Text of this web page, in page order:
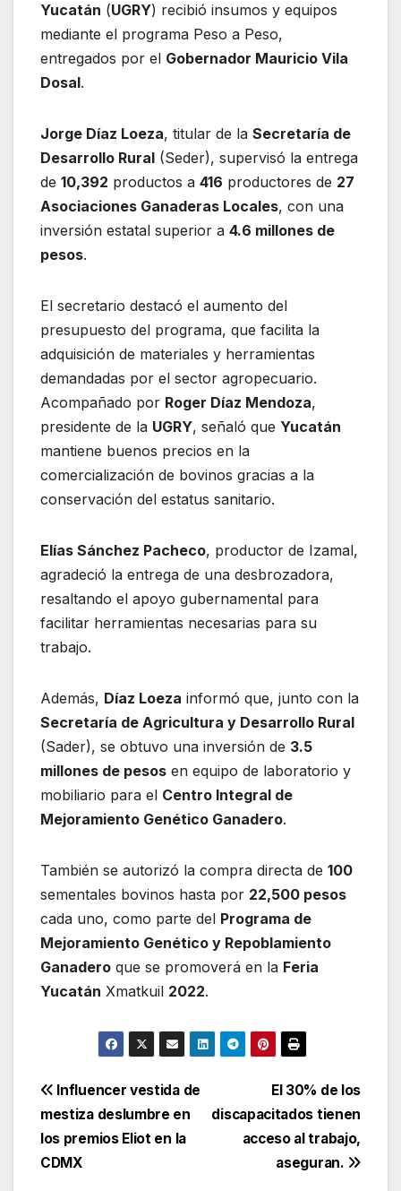
Yucatán (UGRY) recibió insumos y equipos
mediante el programa Peso a Peso,
entregados por el Gobernador Mauricio Vila
Dosal.
Jorge Díaz Loeza, titular de la Secretaría de
Desarrollo Rural (Seder), supervisó la entrega
de 10,392 productos a 416 productores de 27
Asociaciones Ganaderas Locales, con una
inversión estatal superior a 4.6 millones de
pesos.
El secretario destacó el aumento del
presupuesto del programa, que facilita la
adquisición de materiales y herramientas
demandadas por el sector agropecuario.
Acompañado por Roger Díaz Mendoza,
presidente de la UGRY, señaló que Yucatán
mantiene buenos precios en la
comercialización de bovinos gracias a la
conservación del estatus sanitario.
Elías Sánchez Pacheco, productor de Izamal,
agradeció la entrega de una desbrozadora,
resaltando el apoyo gubernamental para
facilitar herramientas necesarias para su
trabajo.
Además, Díaz Loeza informó que, junto con la
Secretaría de Agricultura y Desarrollo Rural
(Sader), se obtuvo una inversión de 3.5
millones de pesos en equipo de laboratorio y
mobiliario para el Centro Integral de
Mejoramiento Genético Ganadero.
También se autorizó la compra directa de 100
sementales bovinos hasta por 22,500 pesos
cada uno, como parte del Programa de
Mejoramiento Genético y Repoblamiento
Ganadero que se promoverá en la Feria
Yucatán Xmatkuil 2022.
Navegación
de
entradas
El 30% de los
discapacitados tienen
acceso al trabajo,
aseguran.
Influencer vestida de
mestiza deslumbre en
los premios Eliot en la
CDMX